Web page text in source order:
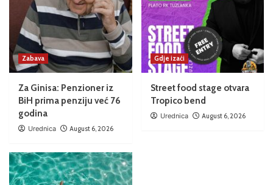
Zabava
Za Ginisa: Penzioner iz
BiH prima penziju već 76
godina
Urednica August 6, 2026
Gdje izaći
Street food stage otvara
Tropico bend
Urednica August 6, 2026